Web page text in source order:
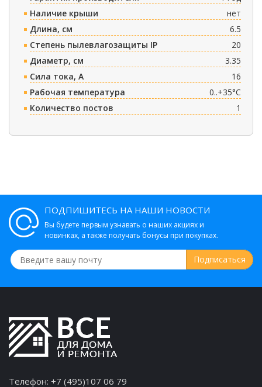
Наличие крыши
нет
Длина, см
6.5
Степень пылевлагозащиты IP
20
Диаметр, см
3.35
Сила тока, A
16
Рабочая температура
0..+35°C
Количество постов
1
ПОДПИШИТЕСЬ НА НАШИ НОВОСТИ
Вы будете первым узнавать о наших акциях и
новинках, а также получать бонусы при покупках.
Телефон: +7 (495)107 06 79